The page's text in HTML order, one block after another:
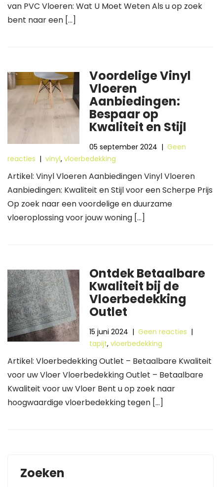
van PVC Vloeren: Wat U Moet Weten Als u op zoek
bent naar een […]
Voordelige Vinyl
Vloeren
Aanbiedingen:
Bespaar op
Kwaliteit en Stijl
05 september 2024 |Geen
reacties | vinyl, vloerbedekking
Artikel: Vinyl Vloeren Aanbiedingen Vinyl Vloeren
Aanbiedingen: Kwaliteit en Stijl voor een Scherpe Prijs
Op zoek naar een voordelige en duurzame
vloeroplossing voor jouw woning […]
Ontdek Betaalbare
Kwaliteit bij de
Vloerbedekking
Outlet
15 juni 2024 |Geen reacties |
tapijt,vloerbedekking
Artikel: Vloerbedekking Outlet – Betaalbare Kwaliteit
voor uw Vloer Vloerbedekking Outlet – Betaalbare
Kwaliteit voor uw Vloer Bent u op zoek naar
hoogwaardige vloerbedekking tegen […]
Zoeken